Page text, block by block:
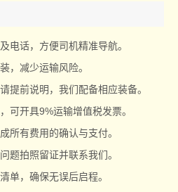
电话，方便司机精准导航。
，减少运输风险。
提前说明，我们配备相应装备。
可开具9%运输增值税发票。
所有费用的确认与支付。
题拍照留证并联系我们。
单，确保无误后启程。